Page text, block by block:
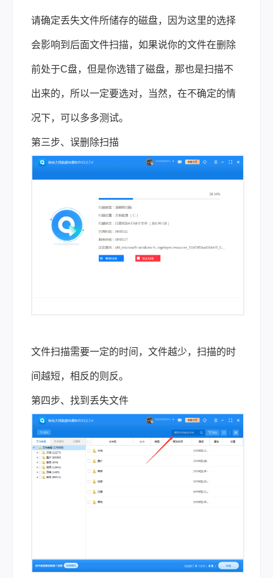
请确定丢失文件所储存的磁盘，因为这里的选择
会影响到后面文件扫描，如果说你的文件在删除
前处于C盘，但是你选错了磁盘，那也是扫描不
出来的，所以一定要选对，当然，在不确定的情
况下，可以多多测试。
第三步、误删除扫描
文件扫描需要一定的时间，文件越少，扫描的时
间越短，相反的则反。
第四步、找到丢失文件